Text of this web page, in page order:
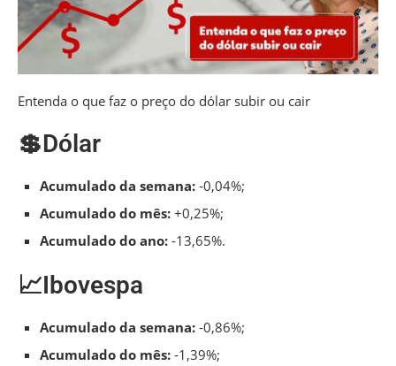
Entenda o que faz o preço do dólar subir ou cair
💲Dólar
Acumulado da semana: -0,04%;
Acumulado do mês: +0,25%;
Acumulado do ano: -13,65%.
📈Ibovespa
Acumulado da semana: -0,86%;
Acumulado do mês: -1,39%;